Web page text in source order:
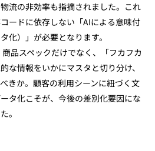
流の非効率も指摘されました。これ
ードに依存しない「AIによる意味付
化）」が必要となります。
商品スペックだけでなく、「フカフカ
な情報をいかにマスタと切り分け、
きか。顧客の利用シーンに紐づく文
タ化こそが、今後の差別化要因にな
。